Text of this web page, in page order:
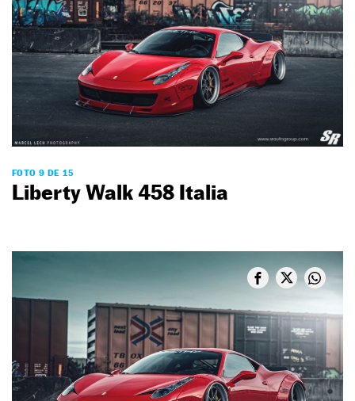
FOTO 9 DE 15
Liberty Walk 458 Italia